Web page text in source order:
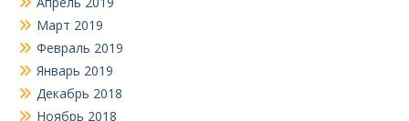
Март 2019
Февраль 2019
Январь 2019
Декабрь 2018
Ноябрь 2018